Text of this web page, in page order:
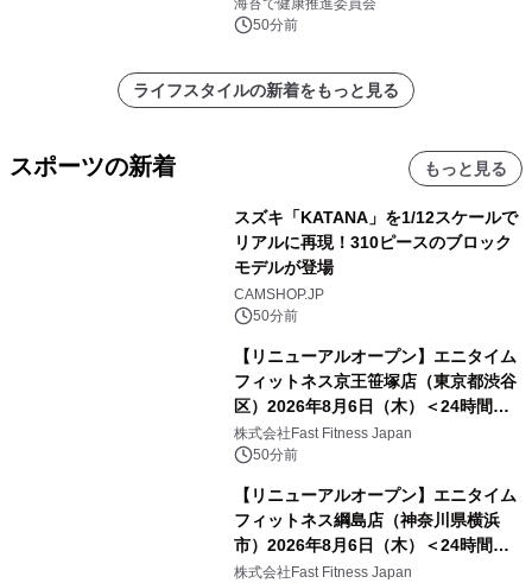
海苔で健康推進委員会
50分前
ライフスタイルの新着をもっと見る
スポーツの新着 もっと見る
スズキ「KATANA」を1/12スケールで
リアルに再現！310ピースのブロック
モデルが登場
CAMSHOP.JP
50分前
【リニューアルオープン】エニタイム
フィットネス京王笹塚店（東京都渋谷
区）2026年8月6日（木）＜24時間年
中無休のフィットネスジム＞
株式会社Fast Fitness Japan
50分前
【リニューアルオープン】エニタイム
フィットネス綱島店（神奈川県横浜
市）2026年8月6日（木）＜24時間年
中無休のフィットネスジム＞
株式会社Fast Fitness Japan